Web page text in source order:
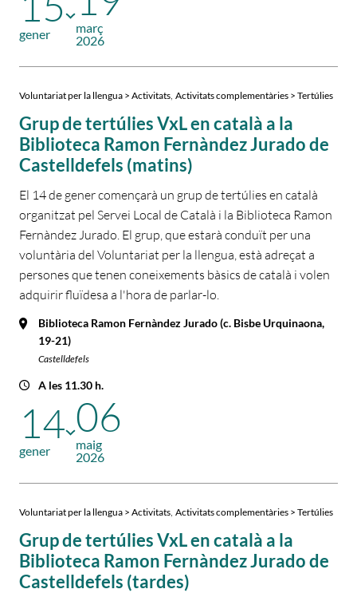
gener
març
2026
Voluntariat per la llengua > Activitats Activitats complementàries > Tertúlies
Grup de tertúlies VxL en català a la
Biblioteca Ramon Fernàndez Jurado de
Castelldefels (matins)
El 14 de gener començarà un grup de tertúlies en català
organitzat pel Servei Local de Català i la Biblioteca Ramon
Fernàndez Jurado. El grup, que estarà conduït per una
voluntària del Voluntariat per la llengua, està adreçat a
persones que tenen coneixements bàsics de català i volen
adquirir fluïdesa a l'hora de parlar-lo.
Biblioteca Ramon Fernàndez Jurado (c. Bisbe Urquinaona,
19-21)
Castelldefels
A les 11.30 h.
14
gener
06
maig
2026
Voluntariat per la llengua > Activitats Activitats complementàries > Tertúlies
Grup de tertúlies VxL en català a la
Biblioteca Ramon Fernàndez Jurado de
Castelldefels (tardes)